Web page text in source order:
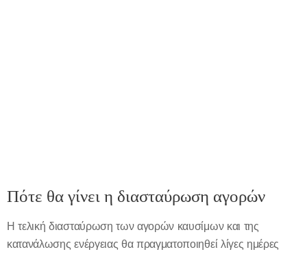
Πότε θα γίνει η διασταύρωση αγορών
Η τελική διασταύρωση των αγορών καυσίμων και της
κατανάλωσης ενέργειας θα πραγματοποιηθεί λίγες ημέρες